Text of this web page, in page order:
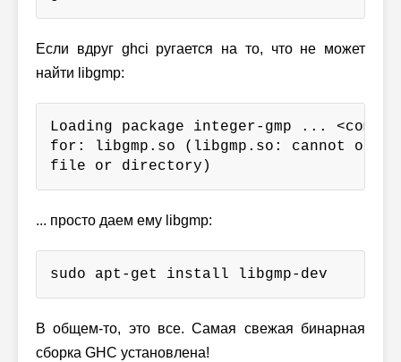
Если вдруг ghci ругается на то, что не может
найти libgmp:
Loading package integer-gmp ...
for: libgmp.so (libgmp.so: cannot
file or directory)
... просто даем ему libgmp:
sudo apt-get install libgmp-dev
В общем-то, это все. Самая свежая бинарная
сборка GHC установлена!